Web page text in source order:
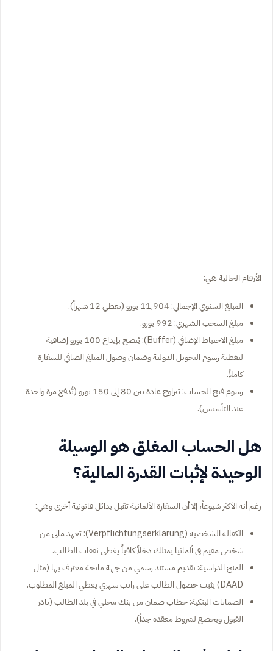
الأرقام الحالية هي:
المبلغ السنوي الإجمالي: 11,904 يورو (تغطي 12 شهراً).
مبلغ السحب الشهري: 992 يورو.
مبلغ الاحتياط الإضافي (Buffer): يُنصح بإيداع 100 يورو إضافية
لتغطية رسوم التحويل الدولية وضمان وصول المبلغ الصافي للسفارة
كاملاً.
رسوم فتح الحساب: تتراوح عادة بين 80 إلى 150 يورو (تُدفع مرة واحدة
عند التأسيس).
هل الحساب المغلق هو الوسيلة
الوحيدة لإثبات القدرة المالية؟
رغم أنه الأكثر شيوعاً، إلا أن السفارة الألمانية تقبل بدائل قانونية أخرى وهي:
الكفالة الشخصية (Verpflichtungserklärung): تعهد مالي من
شخص مقيم في ألمانيا يمتلك دخلاً كافياً يغطي نفقات الطالب.
المنح الدراسية: تقديم مستند رسمي من جهة مانحة معترف بها (مثل
DAAD) يثبت حصول الطالب على راتب شهري يغطي المبلغ المطلوب.
الضمانات البنكية: خطاب ضمان من بنك محلي في بلد الطالب (نادر
القبول ويخضع لشروط معقدة جداً).